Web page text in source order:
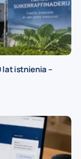
lat istnienia –